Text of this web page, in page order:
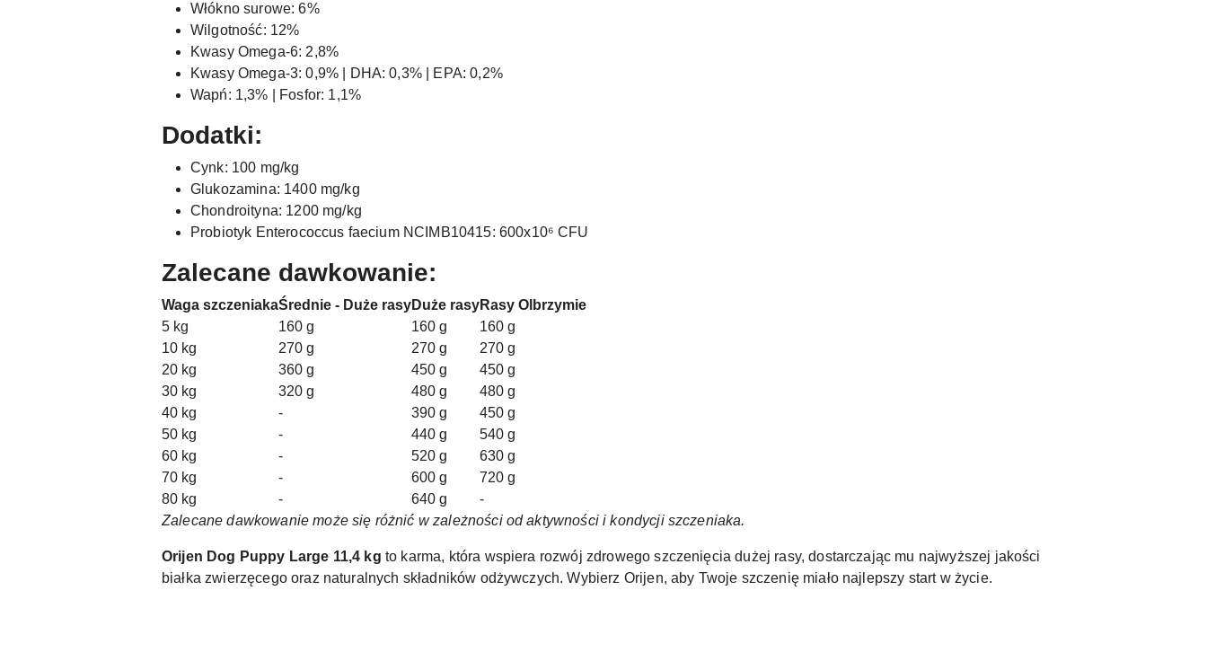
Włókno surowe: 6%
Wilgotność: 12%
Kwasy Omega-6: 2,8%
Kwasy Omega-3: 0,9% | DHA: 0,3% | EPA: 0,2%
Wapń: 1,3% | Fosfor: 1,1%
Dodatki:
Cynk: 100 mg/kg
Glukozamina: 1400 mg/kg
Chondroityna: 1200 mg/kg
Probiotyk Enterococcus faecium NCIMB10415: 600x10⁶ CFU
Zalecane dawkowanie:
Waga szczeniakaŚrednie - Duże rasyDuże rasyRasy Olbrzymie
5 kg
160 g 160 g
160 g
10 kg
270 g 270 g
270 g
20 kg
360 g 450 g
450 g
30 kg
320 g 480 g
480 g
40 kg
- 390 g
450 g
50 kg
- 440 g
540 g
60 kg
- 520 g
630 g
70 kg
- 600 g
720 g
80 kg
- 640 g
-
Zalecane dawkowanie może się różnić w zależności od aktywności i kondycji szczeniaka.
Orijen Dog Puppy Large 11,4 kg to karma, która wspiera rozwój zdrowego szczenięcia dużej rasy, dostarczając mu najwyższej jakości
białka zwierzęcego oraz naturalnych składników odżywczych. Wybierz Orijen, aby Twoje szczenię miało najlepszy start w życie.